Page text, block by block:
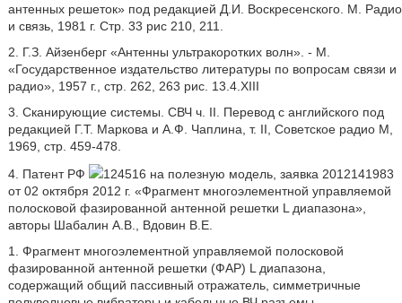
антенных решеток» под редакцией Д.И. Воскресенского. М. Радио
и связь, 1981 г. Стр. 33 рис 210, 211.
2. Г.З. Айзенберг «Антенны ультракоротких волн». - М.
«Государственное издательство литературы по вопросам связи и
радио», 1957 г., стр. 262, 263 рис. 13.4.XIII
3. Сканирующие системы. СВЧ ч. II. Перевод с английского под
редакцией Г.Т. Маркова и А.Ф. Чаплина, т. II, Советское радио М,
1969, стр. 459-478.
4. Патент РФ
124516 на полезную модель, заявка 2012141983
от 02 октября 2012 г. «Фрагмент многоэлементной управляемой
полосковой фазированной антенной решетки L диапазона»,
авторы Шабалин А.В., Вдовин В.Е.
1. Фрагмент многоэлементной управляемой полосковой
фазированной антенной решетки (ФАР) L диапазона,
содержащий общий пассивный отражатель, симметричные